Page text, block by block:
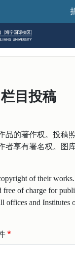
要
目投稿
品的著作权。投稿
者享有署名权。图
of their
free of charge for
offices and Institutes